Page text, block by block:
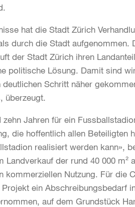
hat die Stadt Zürich
durch die Stadt
der Stadt Zürich ihren
politische Lösung. Damit sind
Schritt näher
überzeugt.
Jahren für ein
die hoffentlich allen Beteiligten
realisiert werden kann»,
Landverkauf der rund 40 000
kommerziellen Nutzung. Für die
ein Abschreibungsbedarf
auf dem Grundstück